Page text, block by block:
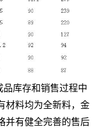
品库存和销售过程中
材料均为全新料，金
并有健全完善的售后